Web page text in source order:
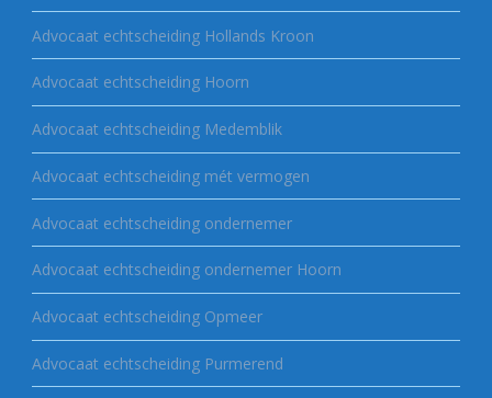
Advocaat echtscheiding Hollands Kroon
Advocaat echtscheiding Hoorn
Advocaat echtscheiding Medemblik
Advocaat echtscheiding mét vermogen
Advocaat echtscheiding ondernemer
Advocaat echtscheiding ondernemer Hoorn
Advocaat echtscheiding Opmeer
Advocaat echtscheiding Purmerend